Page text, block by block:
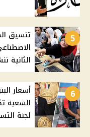
5
الثانية
6
أسعار
الشعبة
لجنة